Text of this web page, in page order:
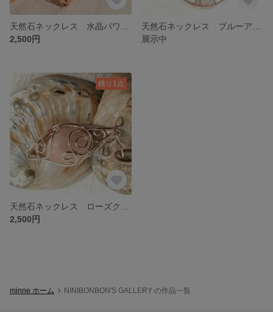
2,500円
展示中
残り1点
2,500円
minne ホーム NINIBONBON'S GALLERY の作品一覧